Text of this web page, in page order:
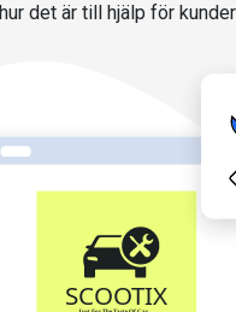
hur det är till hjälp för